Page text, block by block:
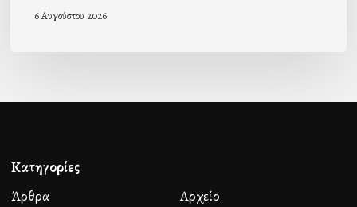
6 Αυγούστου 2026
Κατηγορίες
Άρθρα
Αρχείο